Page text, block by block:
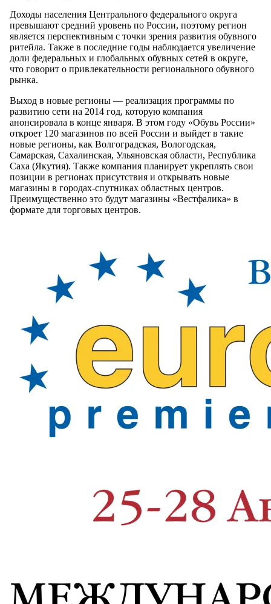
Доходы населения Центрального федерального округа
превышают средний уровень по России, поэтому регион
является перспективным с точки зрения развития обувного
ритейла. Также в последние годы наблюдается увеличение
доли федеральных и глобальных обувных сетей в округе,
что говорит о привлекательности регионального обувного
рынка.
Выход в новые регионы — реализация программы по
развитию сети на 2014 год, которую компания
анонсировала в конце января. В этом году «Обувь России»
откроет 120 магазинов по всей России и выйдет в такие
новые регионы, как Волгоградская, Вологодская,
Самарская, Сахалинская, Ульяновская области, Республика
Саха (Якутия). Также компания планирует укреплять свои
позиции в регионах присутствия и открывать новые
магазины в городах-спутниках областных центров.
Преимущественно это будут магазины «Вестфалика» в
формате для торговых центров.